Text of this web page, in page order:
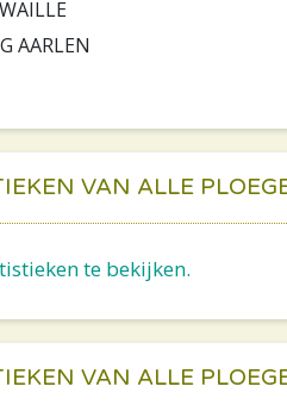
AARLEN
VAN ALLE
te bekijken.
VAN ALLE